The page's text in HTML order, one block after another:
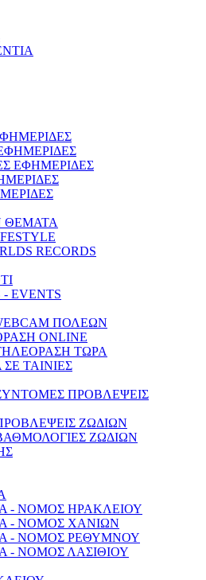
ΕΦΗΜΕΡΙΔΕΣ
ΘΕΜΑΤΑ
RECORDS
- EVENTS
ΠΟΛΕΩΝ
ONLINE
ΤΩΡΑ
ΤΑΙΝΙΕΣ
ΠΡΟΒΛΕΨΕΙΣ
ΖΩΔΙΩΝ
ΖΩΔΙΩΝ
- ΝΟΜΟΣ ΗΡΑΚΛΕΙΟΥ
- ΝΟΜΟΣ ΧΑΝΙΩΝ
- ΝΟΜΟΣ ΡΕΘΥΜΝΟΥ
- ΝΟΜΟΣ ΛΑΣΙΘΙΟΥ